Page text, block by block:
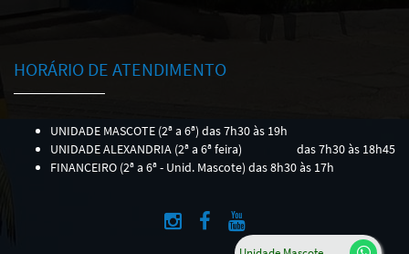
HORÁRIO DE ATENDIMENTO
UNIDADE MASCOTE (2ª a 6ª) das 7h30 às 19h
UNIDADE ALEXANDRIA (2ª a 6ª feira)
das 7h30 às 18h45
FINANCEIRO (2ª a 6ª - Unid. Mascote) das 8h30 às 17h